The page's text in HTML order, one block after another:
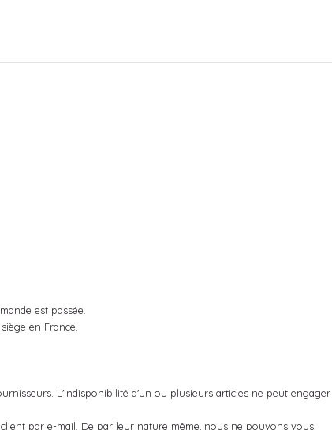
est passée.
en France.
L'indisponibilité d'un ou plusieurs articles ne peut engager
par e-mail. De par leur nature même, nous ne pouvons vous